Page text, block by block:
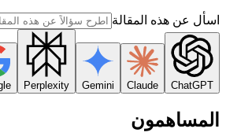
اسأل عن هذه المقالة
ChatGPT
Claude
Gemini
Perplexity
المساهمون